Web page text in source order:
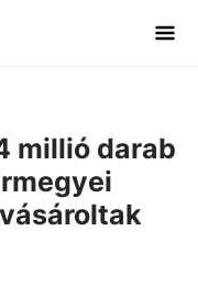
millió darab